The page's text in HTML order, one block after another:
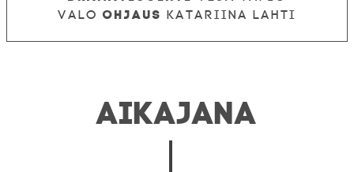
Valo Ohjaus Katariina Lahti
AIKAJANA